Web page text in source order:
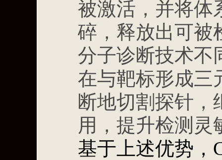
被激活，并将体
碎，释放出可被
分子诊断技术不
在与靶标形成三
断地切割探针，
用，提升检测灵
基于上述优势，